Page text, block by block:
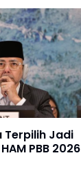
Terpilih Jadi
PBB 2026